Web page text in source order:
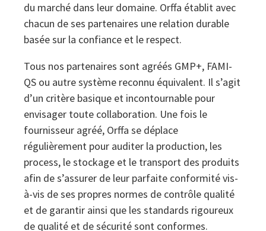
du marché dans leur domaine. Orffa établit avec
chacun de ses partenaires une relation durable
basée sur la confiance et le respect.
Tous nos partenaires sont agréés GMP+, FAMI-
QS ou autre système reconnu équivalent. Il s’agit
d’un critère basique et incontournable pour
envisager toute collaboration. Une fois le
fournisseur agréé, Orffa se déplace
régulièrement pour auditer la production, les
process, le stockage et le transport des produits
afin de s’assurer de leur parfaite conformité vis-
à-vis de ses propres normes de contrôle qualité
et de garantir ainsi que les standards rigoureux
de qualité et de sécurité sont conformes.